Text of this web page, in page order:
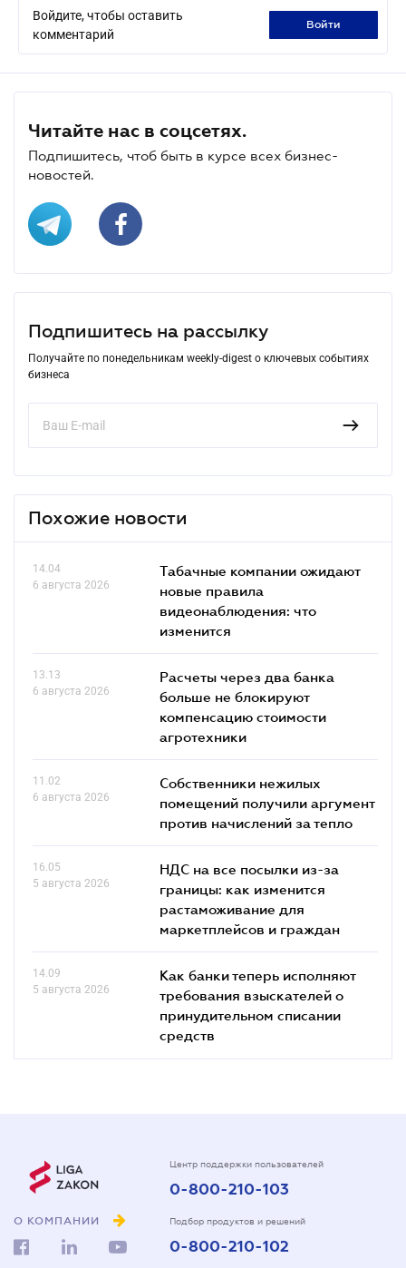
Войдите, чтобы оставить
комментарий
войти
Читайте нас в соцсетях.
Подпишитесь, чтоб быть в курсе всех бизнес-
новостей.
Подпишитесь на рассылку
Получайте по понедельникам weekly-digest о ключевых событиях
бизнеса
Похожие новости
14.04
6 августа 2026
Табачные компании ожидают
новые правила
видеонаблюдения: что
изменится
13.13
6 августа 2026
Расчеты через два банка
больше не блокируют
компенсацию стоимости
агротехники
11.02
6 августа 2026
Собственники нежилых
помещений получили аргумент
против начислений за тепло
16.05
5 августа 2026
НДС на все посылки из-за
границы: как изменится
растаможивание для
маркетплейсов и граждан
14.09
5 августа 2026
Как банки теперь исполняют
требования взыскателей о
принудительном списании
средств
О КОМПАНИИ
Центр поддержки пользователей
0-800-210-103
Подбор продуктов и решений
0-800-210-102